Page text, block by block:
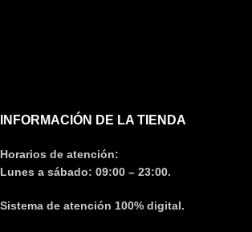
INFORMACIÓN DE LA TIENDA
Horarios de atención:
Lunes a sábado: 09:00 – 23:00.
Sistema de atención 100% digital.